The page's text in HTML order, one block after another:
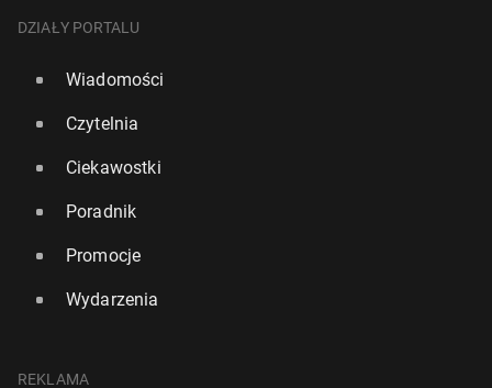
DZIAŁY PORTALU
Wiadomości
Czytelnia
Ciekawostki
Poradnik
Promocje
Wydarzenia
REKLAMA